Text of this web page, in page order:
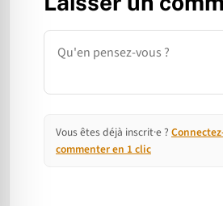
Commentaire
Vous êtes déjà inscrit·e ?
commenter en 1 clic